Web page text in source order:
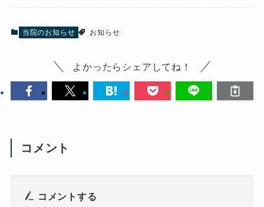
当院のお知らせ お知らせ
よかったらシェアしてね！
コメント
コメントする